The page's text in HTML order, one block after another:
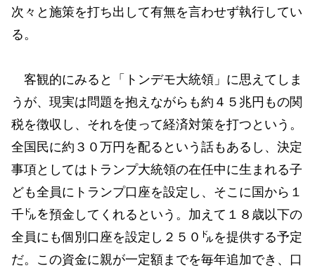
次々と施策を打ち出して有無を言わせず執行してい
る。
客観的にみると「トンデモ大統領」に思えてしま
うが、現実は問題を抱えながらも約４５兆円もの関
税を徴収し、それを使って経済対策を打つという。
全国民に約３０万円を配るという話もあるし、決定
事項としてはトランプ大統領の在任中に生まれる子
ども全員にトランプ口座を設定し、そこに国から１
千㌦を預金してくれるという。加えて１８歳以下の
全員にも個別口座を設定し２５０㌦を提供する予定
だ。この資金に親が一定額までを毎年追加でき、口